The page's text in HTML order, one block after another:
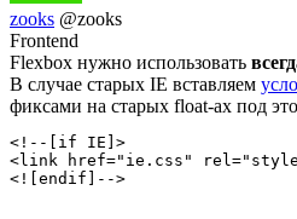
zooks @zooks
Frontend
Flexbox нужно использовать
В случае старых IE вставляем
фиксами на старых float-ах под
<!--[if IE]>
<link href="ie.css"
<![endif]-->